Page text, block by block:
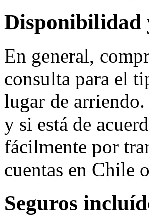
Disponibilidad
En general,
consulta para el
lugar de
y si está de
fácilmente por
cuentas en Chile
Seguros